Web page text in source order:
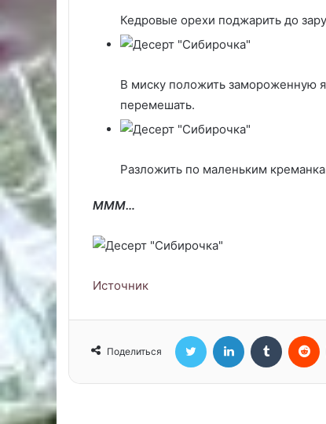
Кедровые орехи поджарить до
В миску положить замороженную
перемешать.
Разложить по маленьким
МММ…
Источник
Поделиться
Twitter LinkedIn Tumblr